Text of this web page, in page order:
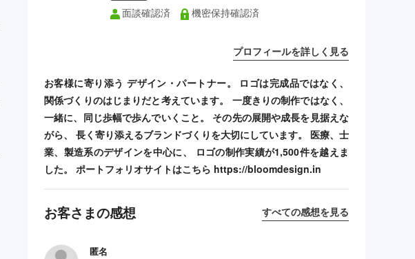
面談確認済 機密保持確認済
プロフィールを詳しく見る
お客様に寄り添う デザイン・パートナー。 ロゴは完成品ではなく、
関係づくりのはじまりだと考えています。 一度きりの制作ではなく、
一緒に、同じ歩幅で歩んでいくこと。 その先の展開や成長を見据えな
がら、 長く寄り添えるブランドづくりを大切にしています。 医療、士
業、製造系のデザインを中心に、 ロゴの制作実績が1,500件を越えま
した。 ポートフォリオサイトはこちら https://bloomdesign.in
お客さまの感想 すべての感想を見る
匿名